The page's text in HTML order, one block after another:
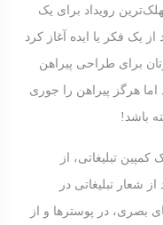
رویداد برای یک
از یک فکر یا ایده آغاز کرد
برای طراحی پیراهن
هرگز پیراهن را جوری
باشد!
تبلیغاتی، از
شعار تبلیغاتی در
بصری، در پوسترها و از